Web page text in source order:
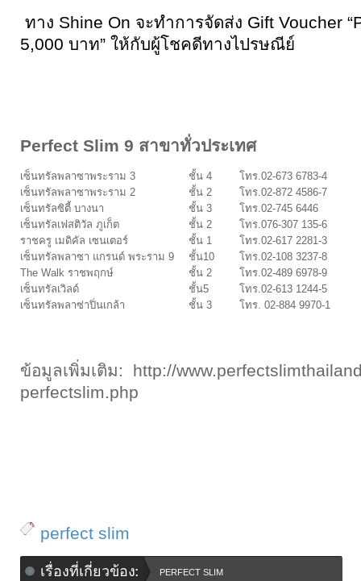
ทาง Shine On จะทำการจัดส่ง Gift Voucher
5,000 บาท” ให้กับผู้โชคดีทางไปรษณีย์
Perfect Slim 9 สาขาทั่วประเทศ
เซ็นทรัลพลาซาพระราม 3 ชั้น 4
โทร.02-673 6783-4
เซ็นทรัลพลาซาพระราม 2
ชั้น 2
โทร.02-872 4586-7
เซ็นทรัลซิตี้ บางนา
ชั้น 3
โทร.02-745 6446
เซ็นทรัลเฟสติวัล ภูเก็ต
ชั้น 2
โทร.076-307 135-6
ราชครู เมดิคัล เซนเตอร์
ชั้น 1
โทร.02-617 2281-3
เซ็นทรัลพลาซา แกรนด์ พระราม 9
ชั้น10
โทร.02-108 3237-8
The Walk ราชพฤกษ์
ชั้น 2
โทร.02-489 6978-9
เซ็นทรัลเวิลด์
ชั้น5
โทร.02-613 1244-5
เซ็นทรัลพลาซ่าปิ่นเกล้า
ชั้น 3 โทร. 02-884 9970-1
ข้อมูลเพิ่มเติม: http://
perfectslim.php
perfect slim
เรื่องที่เกี่ยวข้อง: PERFECT SLIM